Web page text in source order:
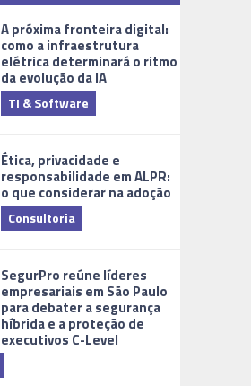
A próxima fronteira digital:
como a infraestrutura
elétrica determinará o ritmo
da evolução da IA
TI & Software
Ética, privacidade e
responsabilidade em ALPR:
o que considerar na adoção
Consultoria
SegurPro reúne líderes
empresariais em São Paulo
para debater a segurança
híbrida e a proteção de
executivos C-Level